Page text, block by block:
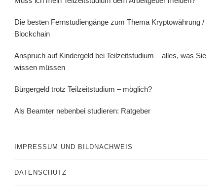
Die besten Fernstudiengänge zum Thema Kryptowährung /
Blockchain
Anspruch auf Kindergeld bei Teilzeitstudium – alles, was Sie
wissen müssen
Bürgergeld trotz Teilzeitstudium – möglich?
Als Beamter nebenbei studieren: Ratgeber
IMPRESSUM UND BILDNACHWEIS
DATENSCHUTZ